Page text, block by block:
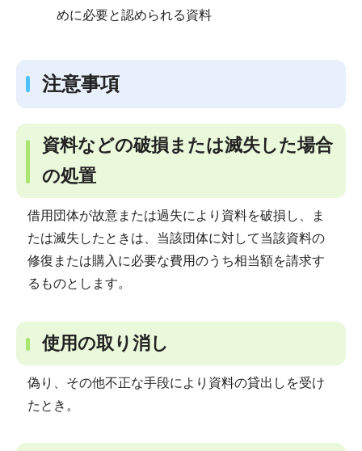
めに必要と認められる資料
注意事項
資料などの破損または滅失した場合
の処置
借用団体が故意または過失により資料を破損し、ま
たは滅失したときは、当該団体に対して当該資料の
修復または購入に必要な費用のうち相当額を請求す
るものとします。
使用の取り消し
偽り、その他不正な手段により資料の貸出しを受け
たとき。